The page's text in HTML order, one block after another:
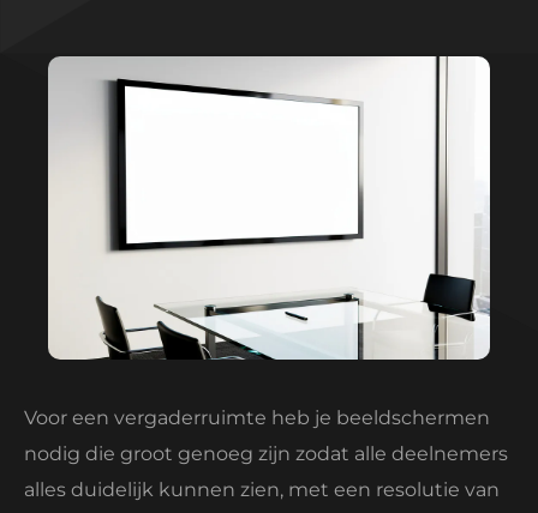
Voor een vergaderruimte heb je beeldschermen
nodig die groot genoeg zijn zodat alle deelnemers
alles duidelijk kunnen zien, met een resolutie van